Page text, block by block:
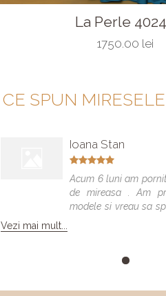
La Perle
1750.00 lei
CE SPUN
Ioana Stan
Acum 6 luni am
de mireasa . Am
modele si vreau sa
the dress" si a
minuni .❤️❤️
Vezi mai mult...